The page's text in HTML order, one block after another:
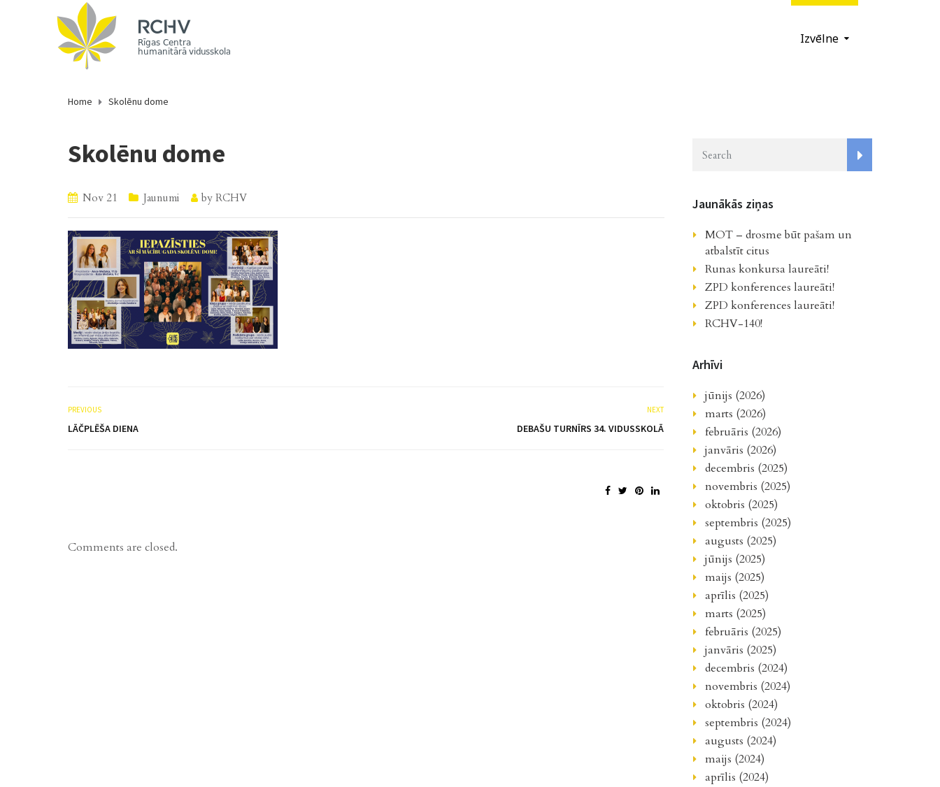
Izvēlne
Home Skolēnu dome
Skolēnu dome
Nov 21 Jaunumi by RCHV
PREVIOUS
LĀČPLĒŠA DIENA
NEXT
DEBAŠU TURNĪRS 34. VIDUSSKOLĀ
Comments are closed.
Jaunākās ziņas
MOT – drosme būt pašam un
atbalstīt citus
Runas konkursa laureāti!
ZPD konferences laureāti!
ZPD konferences laureāti!
RCHV-140!
Arhīvi
jūnijs (2026)
marts (2026)
februāris (2026)
janvāris (2026)
decembris (2025)
novembris (2025)
oktobris (2025)
septembris (2025)
augusts (2025)
jūnijs (2025)
maijs (2025)
aprīlis (2025)
marts (2025)
februāris (2025)
janvāris (2025)
decembris (2024)
novembris (2024)
oktobris (2024)
septembris (2024)
augusts (2024)
maijs (2024)
aprīlis (2024)